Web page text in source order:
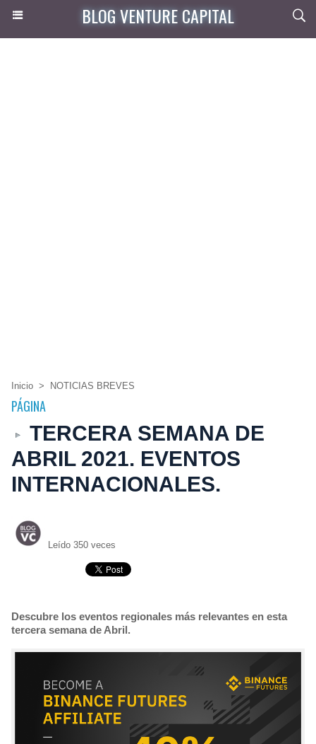
BLOG VENTURE CAPITAL
Inicio > NOTICIAS BREVES
PÁGINA
TERCERA SEMANA DE
ABRIL 2021. EVENTOS
INTERNACIONALES.
Leído 350 veces
Descubre los eventos regionales más relevantes en esta
tercera semana de Abril.